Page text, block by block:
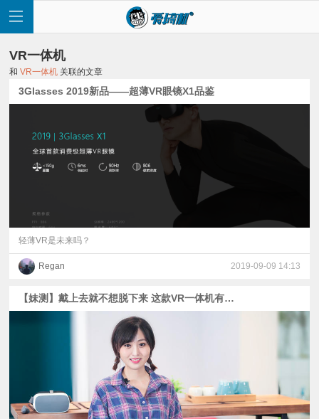
讯
评
科
VR一体机
和VR一体机 关联的文章
3Glasses 2019新品——超薄VR眼镜X1品鉴
轻薄VR是未来吗？
Regan 2019-09-09 14:13
【妹测】戴上去就不想脱下来 这款VR一体机有什么魔力?